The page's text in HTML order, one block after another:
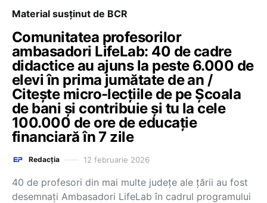
Material susținut de BCR
Comunitatea profesorilor
ambasadori LifeLab: 40 de cadre
didactice au ajuns la peste 6.000 de
elevi în prima jumătate de an /
Citește micro-lecțiile de pe Școala
de bani și contribuie și tu la cele
100.000 de ore de educație
financiară în 7 zile
Redacția 12 februarie 2026
40 de profesori din mai multe județe ale țării au fost
desemnați Ambasadori LifeLab în cadrul programului